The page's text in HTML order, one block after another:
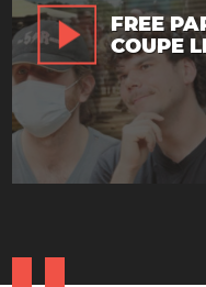
FREE
COUPE